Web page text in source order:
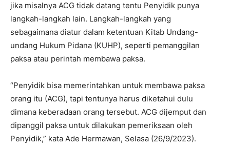
jika misalnya ACG tidak datang tentu Penyidik punya
langkah-langkah lain. Langkah-langkah yang
sebagaimana diatur dalam ketentuan Kitab Undang-
undang Hukum Pidana (KUHP), seperti pemanggilan
paksa atau perintah membawa paksa.
“Penyidik bisa memerintahkan untuk membawa paksa
orang itu (ACG), tapi tentunya harus diketahui dulu
dimana keberadaan orang tersebut. ACG dijemput dan
dipanggil paksa untuk dilakukan pemeriksaan oleh
Penyidik,” kata Ade Hermawan, Selasa (26/9/2023).